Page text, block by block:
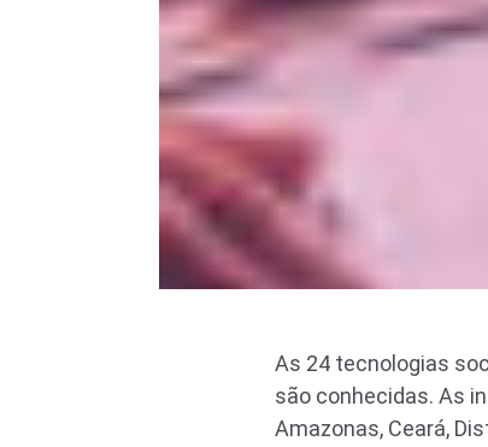
As 24 tecnologias
são conhecidas. As
Amazonas, Ceará,